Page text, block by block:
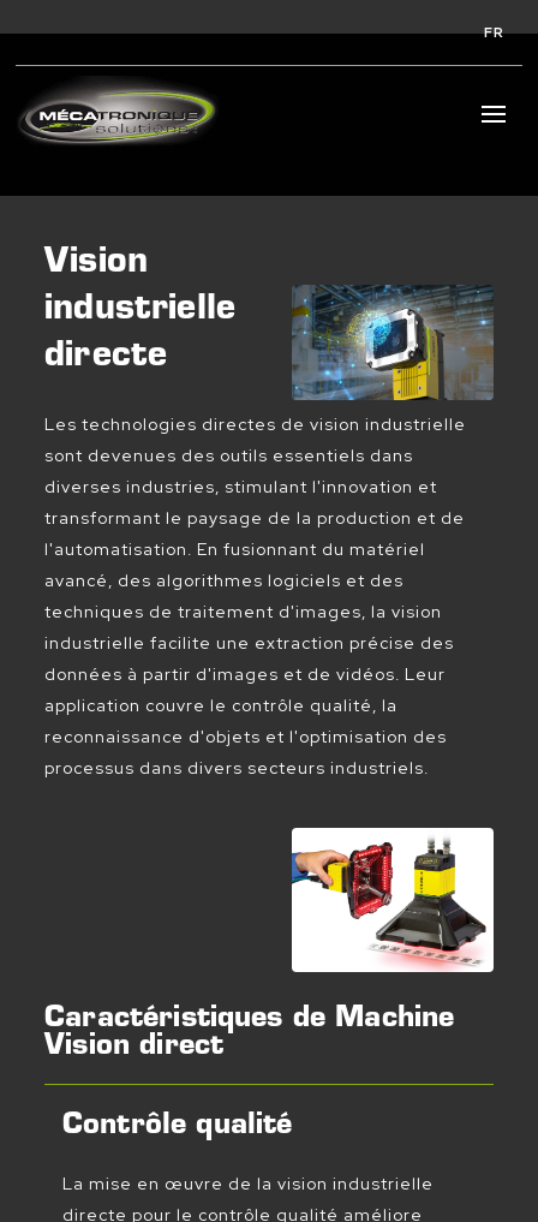
FR
Vision
industrielle
directe
Les technologies directes de vision industrielle
sont devenues des outils essentiels dans
diverses industries, stimulant l'innovation et
transformant le paysage de la production et de
l'automatisation. En fusionnant du matériel
avancé, des algorithmes logiciels et des
techniques de traitement d'images, la vision
industrielle facilite une extraction précise des
données à partir d'images et de vidéos. Leur
application couvre le contrôle qualité, la
reconnaissance d'objets et l'optimisation des
processus dans divers secteurs industriels.
Caractéristiques de Machine
Vision direct
Contrôle qualité
La mise en œuvre de la vision industrielle
directe pour le contrôle qualité améliore